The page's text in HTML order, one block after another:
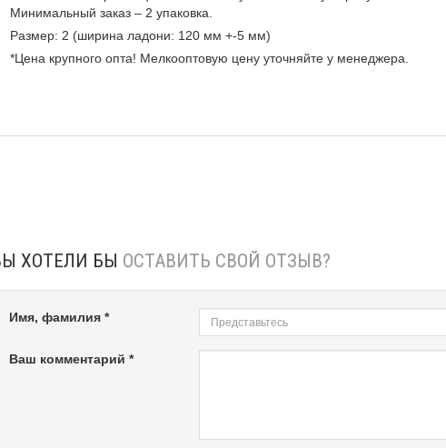
Минимальный заказ – 2 упаковка.
Размер: 2 (ширина ладони: 120 мм +-5 мм)
*Цена крупного опта! Мелкооптовую цену уточняйте у менеджера.
ХОТЕЛИ БЫ ОСТАВИТЬ СВОЙ ОТЗЫВ?
Имя, фамилия *
Ваш комментарий *